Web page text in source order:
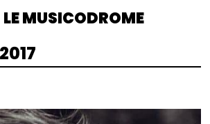
LE MUSICODROME